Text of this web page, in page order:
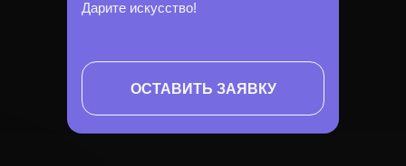
Дарите искусство!
ОСТАВИТЬ ЗАЯВКУ